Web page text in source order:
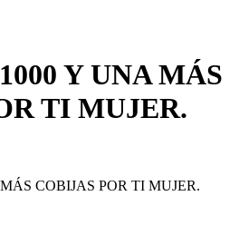
Y UNA MÁS
TI MUJER.
COBIJAS POR TI MUJER.